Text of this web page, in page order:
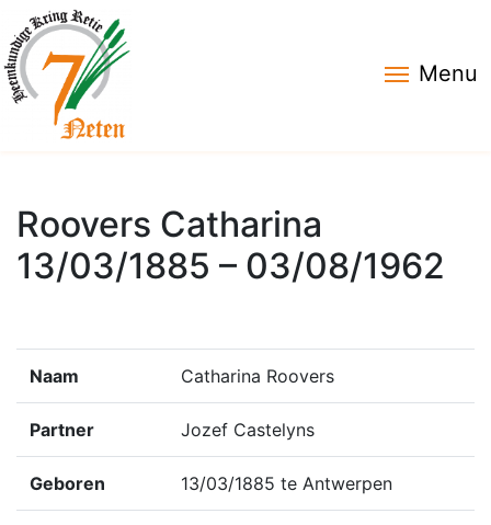
Menu
Roovers Catharina
13/03/1885 – 03/08/1962
Naam Catharina Roovers
Partner Jozef Castelyns
Geboren 13/03/1885 te Antwerpen